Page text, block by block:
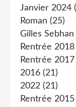
Janvier 2024
Roman (25)
Gilles Sebhan
Rentrée 2018
Rentrée 2017
2016 (21)
2022 (21)
Rentrée 2015